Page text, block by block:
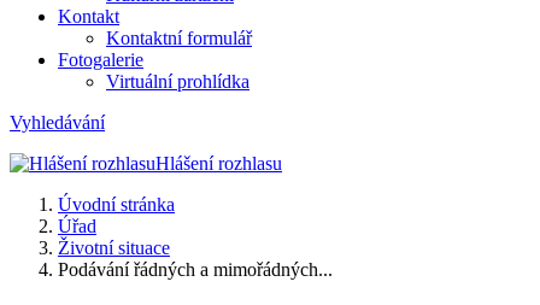
Kontakt
Kontaktní formulář
Fotogalerie
Virtuální prohlídka
Vyhledávání
Hlášení rozhlasu
Úvodní stránka
Úřad
Životní situace
Podávání řádných a mimořádných...